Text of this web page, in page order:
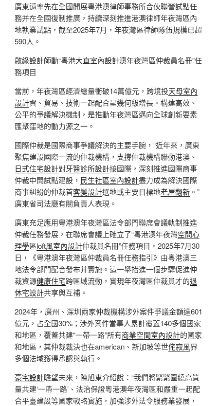
廣東還率先在全國開展粵港澳律師事務所合伙聯營試點任
務并在全國復制推廣，持續深刻推進港澳律師年夜灣區內
地執業試點，截至2025年7月，年夜灣區律師隊伍規模已超
590人。
啟綠設計師動“粵港大直室內設計澳年夜灣區仲裁員名冊”任
務項目
當前，年夜灣區經濟總量衝破14萬億元，跨境投天母室內
設計資、貿易、技術一起配合呈幾何級增長。構建高效、
公平的爭議解決機制，是推動年夜灣區邁向全球創新要素
匯聚窪地的動力源之一。
國際仲裁是國際商事爭議解決的主要手腕，“近年來，廣東
聚焦建設國際一流的仲裁機構，支撐仲裁機構聯動港澳、
日式住宅設計對牙醫診所設計接國際，深刻推進國際商事
仲裁中間試點建設， 民生社區室內設計盡力成為解決國際
商事糾紛的仲裁首客變設計選地或主要目標地老屋翻新 。”
廣東省司法廳有關負責人表現。
廣東充足應用粵港澳年夜灣區法令部門聯席會議軌制推進
仲裁任務發展，在聯席會議上確立了“粵港澳年夜灣空間心
理學區loft風室內設計仲裁員名冊”任務項目。2025年7月30
日，《粵港澳年夜灣區仲裁員名冊任務指引》由粵港澳三
地法令部門配合發布并實施。這一舉措進一個步驟促進仲
裁資源健康住宅跨區域流動，實現年夜灣區仲裁員才的退
休宅設計共享與互補。
2024年，廣州、深圳兩家仲裁機構涉外案件爭議金額達601
億元，占全國30%；涉外案件當事人累計覆蓋140多個國家
和地區，覆蓋共建“一帶一路”所有商業空間室內設計的國家
和地區，其仲裁裁決也在american、新加坡等世侘寂風界
多個法域獲得承認與執行。
豪宅設計瞻望未來，陳旭東介紹說：“我們將緊緊圍繞高質
量共建‘一帶一路’、法治保證粵港澳年夜灣區和嚴重一起配
合平臺建設等國家戰略實施，加強涉外法令服務業發展，